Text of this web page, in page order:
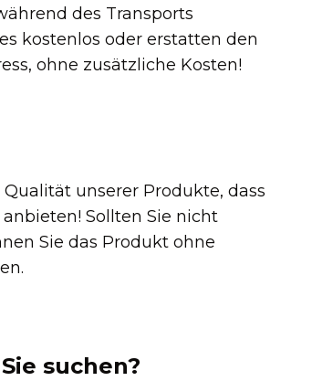
des Transports
kostenlos oder erstatten den
ohne zusätzliche Kosten!
unserer Produkte, dass
Sollten Sie nicht
Sie das Produkt ohne
suchen?